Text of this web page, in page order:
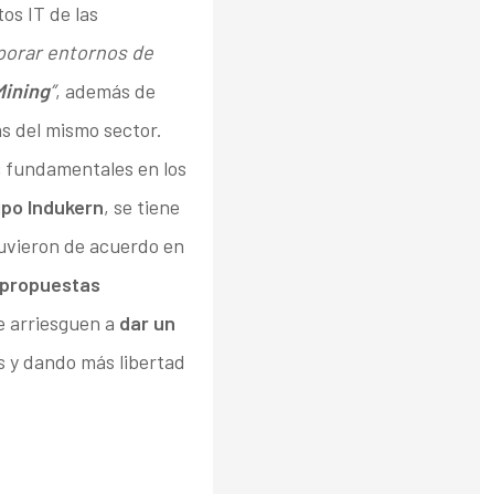
IT de las
entornos de
”, además de
del mismo sector.
en los
Indukern, se tiene
de acuerdo en
arriesguen a dar un
y dando más libertad